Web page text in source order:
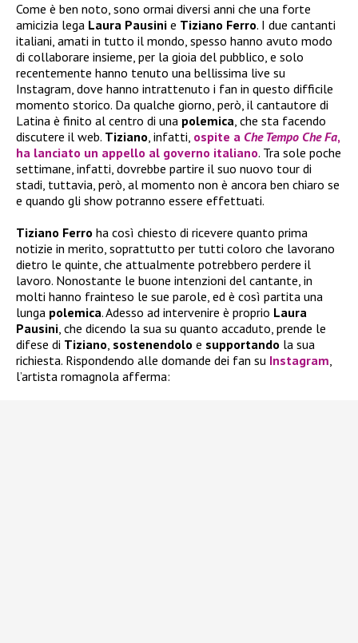
Come è ben noto, sono ormai diversi anni che una forte
amicizia lega Laura Pausini e Tiziano Ferro. I due cantanti
italiani, amati in tutto il mondo, spesso hanno avuto modo
di collaborare insieme, per la gioia del pubblico, e solo
recentemente hanno tenuto una bellissima live su
Instagram, dove hanno intrattenuto i fan in questo difficile
momento storico. Da qualche giorno, però, il cantautore di
Latina è finito al centro di una polemica, che sta facendo
discutere il web. Tiziano, infatti, ospite a Che Tempo Che Fa,
ha lanciato un appello al governo italiano. Tra sole poche
settimane, infatti, dovrebbe partire il suo nuovo tour di
stadi, tuttavia, però, al momento non è ancora ben chiaro se
e quando gli show potranno essere effettuati.
Tiziano Ferro ha così chiesto di ricevere quanto prima
notizie in merito, soprattutto per tutti coloro che lavorano
dietro le quinte, che attualmente potrebbero perdere il
lavoro. Nonostante le buone intenzioni del cantante, in
molti hanno frainteso le sue parole, ed è così partita una
lunga polemica. Adesso ad intervenire è proprio Laura
Pausini, che dicendo la sua su quanto accaduto, prende le
difese di Tiziano, sostenendolo e supportando la sua
richiesta. Rispondendo alle domande dei fan su Instagram,
l’artista romagnola afferma: